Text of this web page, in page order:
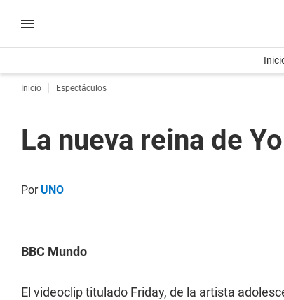
Inicio Espectáculos
La nueva reina de
PorUNO
BBC Mundo
El videoclip titulado Friday, de la artista